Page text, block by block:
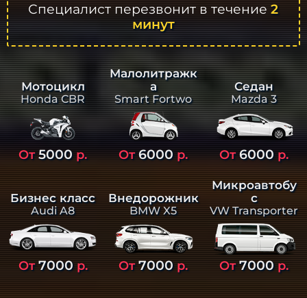
Специалист перезвонит в течение2
минут
Мотоцикл
Honda CBR
От5000р.
Малолитражк
а
Smart Fortwo
От6000р.
Седан
Mazda 3
От6000 р.
Бизнес класс
Audi A8
От7000р.
Внедорожник
BMW X5
От7000р.
Микроавтобу
с
VW Transporter
От7000р.